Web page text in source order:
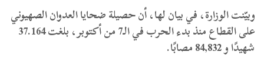
وبيّنت الوزارة، في بيان لها، أن حصيلة ضحايا العدوان الصهيوني
على القطاع منذ بدء الحرب في الـ7 من أكتوبر، بلغت 37.164
شهيدًا و 84,832 مصابًا.